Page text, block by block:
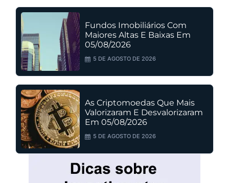
Fundos Imobiliários Com
Maiores Altas E Baixas Em
05/08/2026
5 DE AGOSTO DE 2026
As Criptomoedas Que Mais
Valorizaram E Desvalorizaram
Em 05/08/2026
5 DE AGOSTO DE 2026